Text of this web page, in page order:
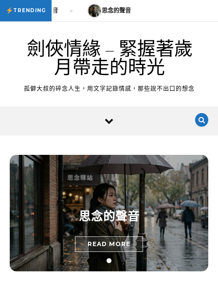
Skip to content
TRENDING
思念的聲音 思念的聲音
劍俠情緣 – 緊握著歲
月帶走的時光
孤僻大叔的碎念人生，用文字記錄情感，那些說不出口的想念
思念的聲音
READ MORE